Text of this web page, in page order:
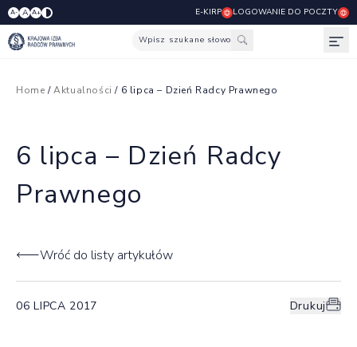
A- A A+ E-KIRP LOGOWANIE DO POCZTY
Wpisz szukane słowo
Home /Aktualności / 6 lipca – Dzień Radcy Prawnego
6 lipca – Dzień Radcy
Prawnego
Wróć do listy artykułów
06 LIPCA 2017 Drukuj